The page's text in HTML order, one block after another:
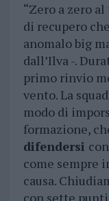
“Zero a zero
di recupero
anomalo big
dall’Ilva -.
primo rinvio
vento. La
modo di
formazione,
difendersi
come sempre
causa.